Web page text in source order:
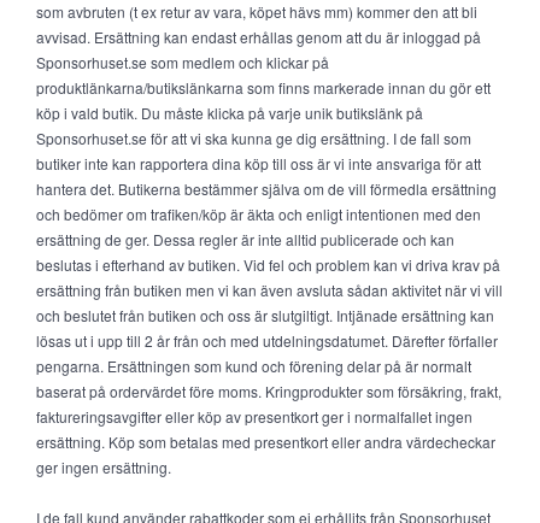
som avbruten (t ex retur av vara, köpet hävs mm) kommer den att bli
avvisad. Ersättning kan endast erhållas genom att du är inloggad på
Sponsorhuset.se som medlem och klickar på
produktlänkarna/butikslänkarna som finns markerade innan du gör ett
köp i vald butik. Du måste klicka på varje unik butikslänk på
Sponsorhuset.se för att vi ska kunna ge dig ersättning. I de fall som
butiker inte kan rapportera dina köp till oss är vi inte ansvariga för att
hantera det. Butikerna bestämmer själva om de vill förmedla ersättning
och bedömer om trafiken/köp är äkta och enligt intentionen med den
ersättning de ger. Dessa regler är inte alltid publicerade och kan
beslutas i efterhand av butiken. Vid fel och problem kan vi driva krav på
ersättning från butiken men vi kan även avsluta sådan aktivitet när vi vill
och beslutet från butiken och oss är slutgiltigt. Intjänade ersättning kan
lösas ut i upp till 2 år från och med utdelningsdatumet. Därefter förfaller
pengarna. Ersättningen som kund och förening delar på är normalt
baserat på ordervärdet före moms. Kringprodukter som försäkring, frakt,
faktureringsavgifter eller köp av presentkort ger i normalfallet ingen
ersättning. Köp som betalas med presentkort eller andra värdecheckar
ger ingen ersättning.
I de fall kund använder rabattkoder som ej erhållits från Sponsorhuset